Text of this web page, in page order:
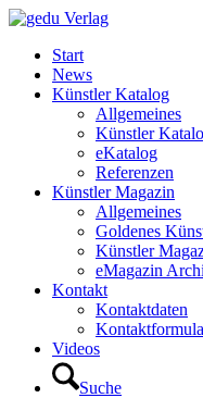
Start
News
Künstler Katalog
Allgemeines
Künstler
eKatalog
Referenzen
Künstler Magazin
Allgemeines
Goldenes
Künstler
eMagazin
Kontakt
Kontaktdaten
Videos
Suche